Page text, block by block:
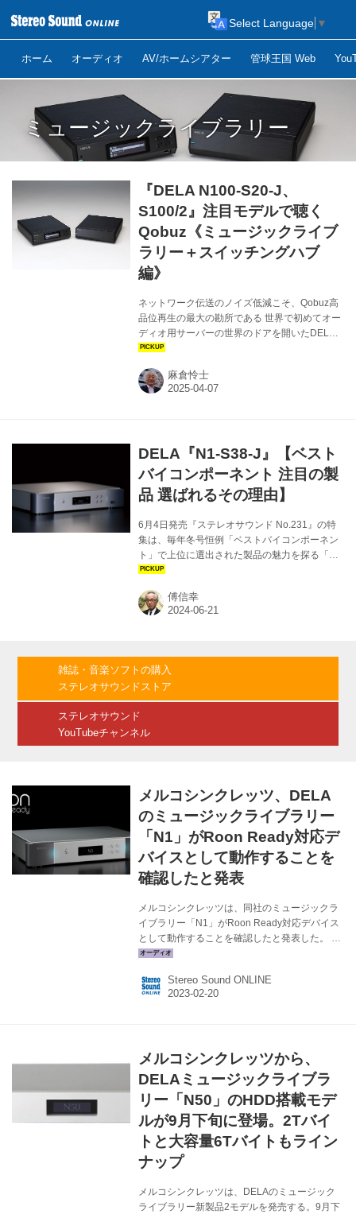
ホーム オーディオ AV/ホームシアター 管球王国 Web
Select Language ▼
ミュージックライブラリー
『DELA N100-S20-J、
S100/2』注目モデルで聴く
Qobuz《ミュージックライブ
ラリー＋スイッチングハブ
編》
ネットワーク伝送のノイズ低減こそ、Qobuz高
品位再生の最大の勘所である 世界で初めてオー
ディオ用サーバーの世界のドアを開いたDELA
は、今やQobuzを受信するに必要なあらゆるデ
ーディオの総合メーカーに成長した。母体とな
っているバッファローブランドの無線LANルー
ブラリーと称す）、同オーディオ用LANケーブ
ル、そして光アイソレーション関連機器……
と、まさにDELA製品だけで堂々のQobuzシス
テムが組めるのである。ない...
麻倉怜士
DELA『N1-S38-J』【ベスト
バイコンポーネント 注目の製
品 選ばれるその理由】
6月4日発売『ステレオサウンド No.231』の特
集は、毎年冬号恒例「ベストバイコンポーネン
ト」で上位に選出された製品の魅力を探る「ベ
ストセラーモデル 選ばれる理由」です。ステレ
次公開してまいります。今回は、DELAのミュ
ージックサーバー 『N1-S38-J』の人気の理由を
傅信幸
雑誌・音楽ソフトの購入
ステレオサウンドストア
ステレオサウンド
YouTubeチャンネル
メルコシンクレッツ、DELA
のミュージックライブラリー
「N1」がRoon Ready対応デ
バイスとして動作することを
確認したと発表
メルコシンクレッツは、同社のミュージックラ
イブラリー「N1」がRoon Ready対応デバイス
として動作することを確認したと発表した。 対
象モデルは「N1-S38-J」「N1-S38B-J」で、
はRoon Coreを最新版にアップデートする必要
がある。 また、Roon Labs LLC.製アプリでN1
ジックライブラリー「N1」 Nucleus Tips Vol.2
Roon1.6アップデート手順 |...
Stereo Sound ONLINE
メルコシンクレッツから、
DELAミュージックライブラ
リー「N50」のHDD搭載モデ
ルが9月下旬に登場。2Tバイ
トと大容量6Tバイトもライン
ナップ
メルコシンクレッツは、DELAのミュージック
ライブラリー新製品2モデルを発売する。9月下